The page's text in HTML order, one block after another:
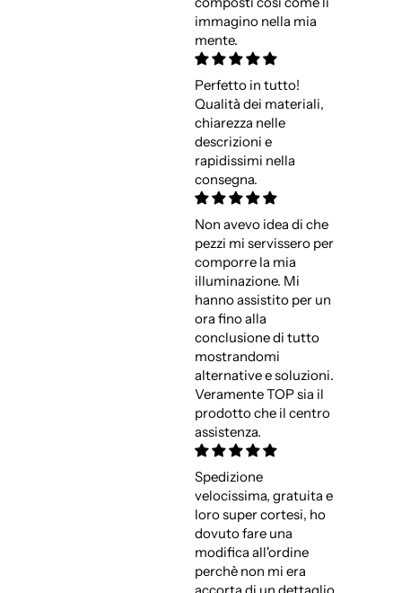
immagino nella mia
mente.
Perfetto in tutto!
Qualità dei materiali,
chiarezza nelle
descrizioni e
rapidissimi nella
consegna.
Non avevo idea di che
pezzi mi servissero per
comporre la mia
illuminazione. Mi
hanno assistito per un
ora fino alla
conclusione di tutto
mostrandomi
alternative e soluzioni.
Veramente TOP sia il
prodotto che il centro
assistenza.
Spedizione
velocissima, gratuita e
loro super cortesi, ho
dovuto fare una
modifica all'ordine
perchè non mi era